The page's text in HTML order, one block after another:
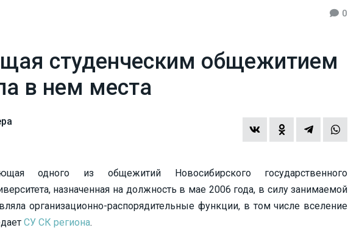
0
студенческим общежитием
в нем места
одного из общежитий Новосибирского государственного
назначенная на должность в мае 2006 года, в силу занимаемой
организационно-распорядительные функции, в том числе вселение
СУ СК региона.